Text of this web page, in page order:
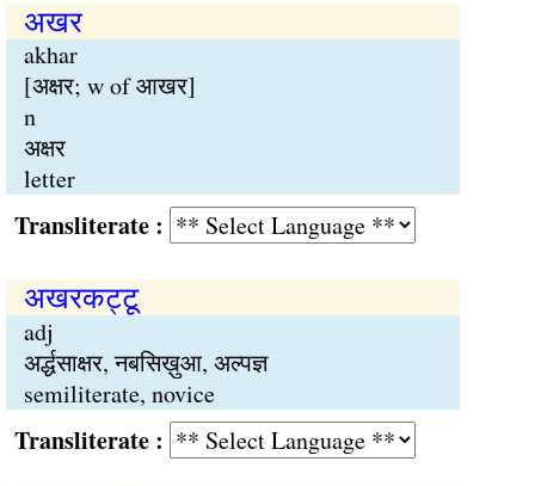
अखर
akhar
[अक्षर; w of आखर]
n
अक्षर
letter
:
अखरकट्टू
adj
अर्द्धसाक्षर, नबसिख़ुआ, अल्पज्ञ
semiliterate, novice
: